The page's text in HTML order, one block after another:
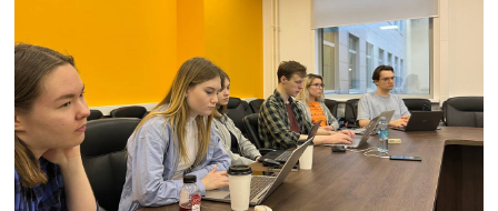
Через портал идут документы из разных отраслей:
политика, бюджетная политика, регулирование
экономики, социальные решения. Большая часть
не может стать поводом для заметки, а чтобы найти
интересное, нужно уметь «бегло читать на
в теме той или иной сферы регулирования, следить за
работой правительства. Задача журналиста —
мониторить «поляну» и смотреть, где и какие новые